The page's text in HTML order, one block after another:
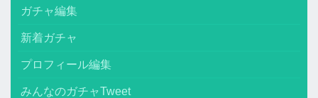
ガチャ編集
新着ガチャ
プロフィール編集
みんなのガチャTweet